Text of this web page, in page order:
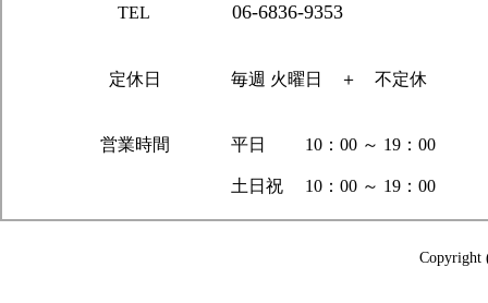
TEL 06-6836-9353
定休日 毎週 火曜日 ＋ 不定休
営業時間 平日 10：00 ～ 19：00
土日祝 10：00 ～ 19：00
Copyright